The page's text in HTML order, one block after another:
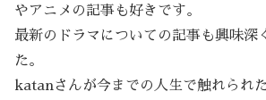
やアニメの記事も好きです。
最新のドラマについての記事も興味深
た。
katanさんが今までの人生で触れられ